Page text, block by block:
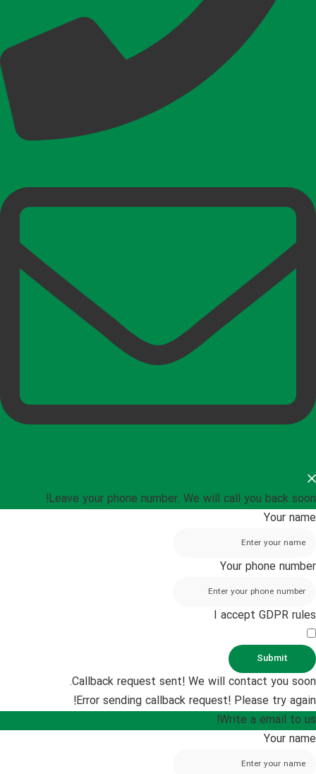
Leave your phone number. We will call you back soon!
Your name
Your phone number
I accept GDPR rules